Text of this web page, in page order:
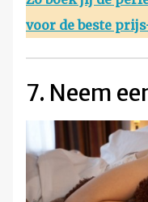
voor de beste
7. Neem